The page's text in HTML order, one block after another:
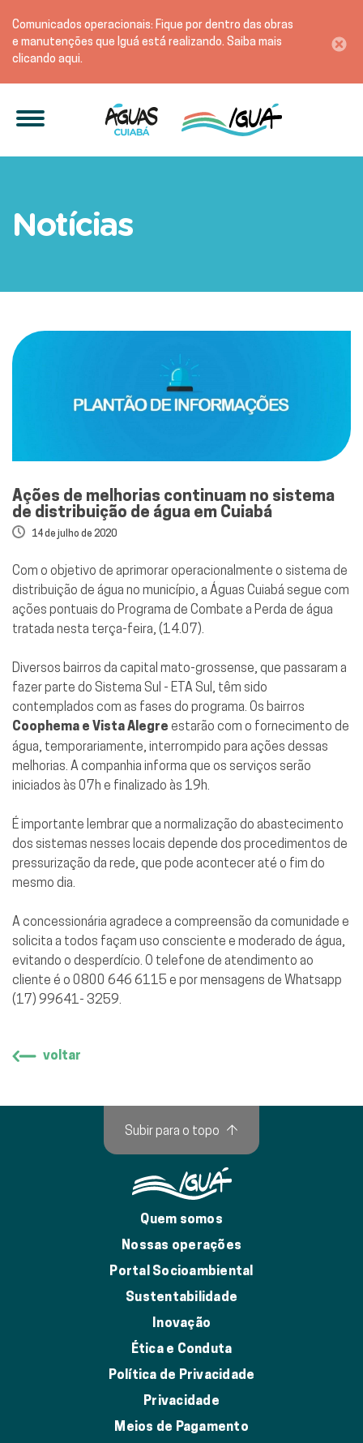
Comunicados operacionais: Fique por dentro das obras
e manutenções que Iguá está realizando. Saiba mais
clicando aqui.
Notícias
Ações de melhorias continuam no sistema
de distribuição de água em Cuiabá
14 de julho de 2020
Com o objetivo de aprimorar operacionalmente o sistema de
distribuição de água no município, a Águas Cuiabá segue com
ações pontuais do Programa de Combate a Perda de água
tratada nesta terça-feira, (14.07).
Diversos bairros da capital mato-grossense, que passaram a
fazer parte do Sistema Sul - ETA Sul, têm sido
contemplados com as fases do programa. Os bairros
Coophema e Vista Alegre estarão com o fornecimento de
água, temporariamente, interrompido para ações dessas
melhorias. A companhia informa que os serviços serão
iniciados às 07h e finalizado às 19h.
É importante lembrar que a normalização do abastecimento
dos sistemas nesses locais depende dos procedimentos de
pressurização da rede, que pode acontecer até o fim do
mesmo dia.
A concessionária agradece a compreensão da comunidade e
solicita a todos façam uso consciente e moderado de água,
evitando o desperdício. O telefone de atendimento ao
cliente é o 0800 646 6115 e por mensagens de Whatsapp
(17) 99641- 3259.
voltar
Quem somos
Nossas operações
Portal Socioambiental
Sustentabilidade
Inovação
Ética e Conduta
Política de Privacidade
Privacidade
Meios de Pagamento
Subir para o topo ↑